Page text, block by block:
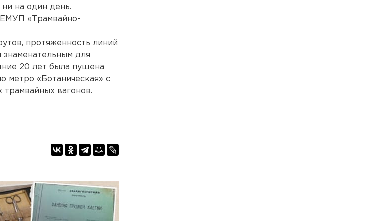
на один день.
ЕМУП «Трамвайно-
протяженность линий
для
20 лет была пущена
метро «Ботаническая» с
вагонов.